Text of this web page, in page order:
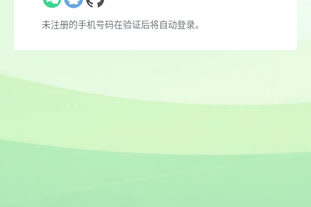
未注册的手机号码在验证后将自动登录。